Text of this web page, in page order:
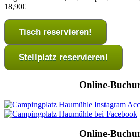
18,90€
Tisch reservieren!
Stellplatz reservieren!
Online-
Online-